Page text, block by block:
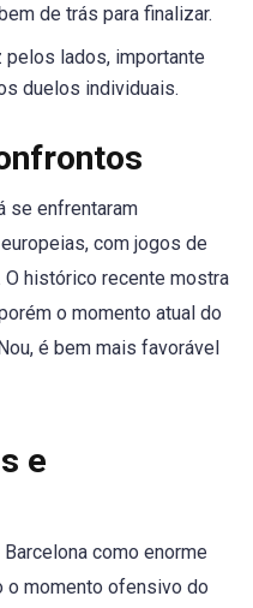
de trás para finalizar.
pelos lados, importante
duelos individuais.
se enfrentaram
com jogos de
histórico recente mostra
o momento atual do
é bem mais favorável
e
como enorme
o momento ofensivo do